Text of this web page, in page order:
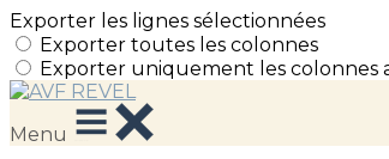
Exporter les lignes sélectionnées
Exporter toutes les colonnes
Exporter uniquement les colonnes
Menu